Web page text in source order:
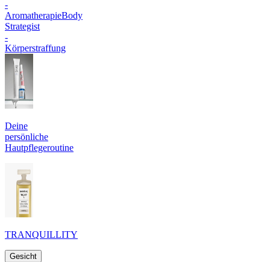
-
AromatherapieBody
Strategist
-
Körperstraffung
Deine
persönliche
Hautpflegeroutine
TRANQUILLITY
Gesicht